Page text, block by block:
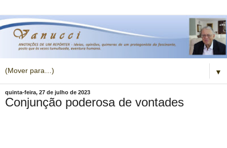
▼
quinta-feira, 27 de julho de 2023
Conjunção poderosa de vontades